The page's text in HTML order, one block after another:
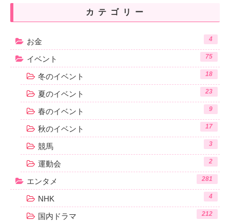
カテゴリー
お金 4
イベント 75
冬のイベント 18
夏のイベント 23
春のイベント 9
秋のイベント 17
競馬 3
運動会 2
エンタメ 281
NHK 4
国内ドラマ 212